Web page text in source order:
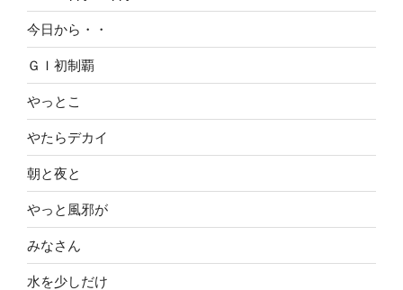
今日から・・
ＧＩ初制覇
やっとこ
やたらデカイ
朝と夜と
やっと風邪が
みなさん
水を少しだけ